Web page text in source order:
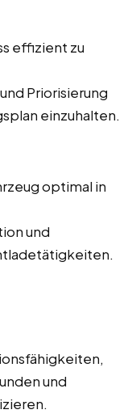
effizient zu
Priorisierung
einzuhalten.
optimal in
und
und